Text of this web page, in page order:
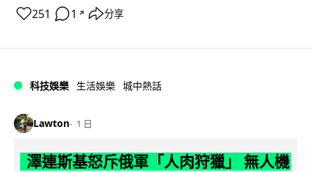
251 1 ↗ 分享
科技娛樂 生活娛樂 城中熱話
Lawton 1 日
澤連斯基怒斥俄軍「人肉狩獵」 無人機